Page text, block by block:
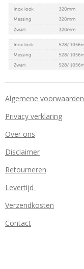
Algemene voorwaarden
Privacy verklaring
Over ons
Disclaimer
Retourneren
Levertijd
Verzendkosten
Contact